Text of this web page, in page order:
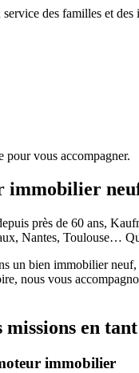
des familles et des
pour vous accompagner.
immobilier
près de 60 ans,
Nantes, Toulouse…
un bien immobilier
nous vous
missions en
immobilier